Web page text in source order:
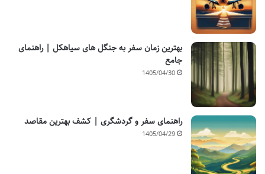
بهترین زمان سفر به جنگل های سیاهکل | راهنمای
جامع
1405/04/30
راهنمای سفر و گردشگری | کشف بهترین مقاصد
1405/04/29